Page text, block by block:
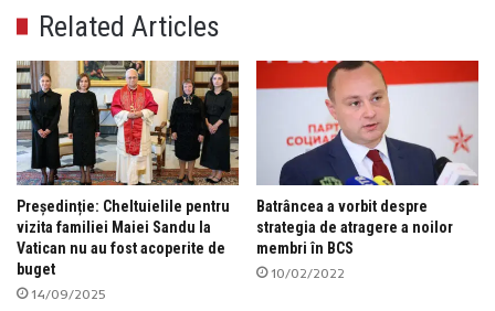
Related Articles
Președinție: Cheltuielile pentru
vizita familiei Maiei Sandu la
Vatican nu au fost acoperite de
buget
14/09/2025
Batrâncea a vorbit despre
strategia de atragere a noilor
membri în BCS
10/02/2022